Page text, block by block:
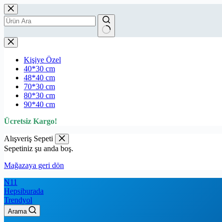
Kişiye Özel
40*30 cm
48*40 cm
70*30 cm
80*30 cm
90*40 cm
Ücretsiz Kargo!
₺689.00 ₺569.99
Alışveriş Sepeti
Sepetiniz şu anda boş.
Mağazaya geri dön
N11
Hepsiburada
Trendyol
Arama